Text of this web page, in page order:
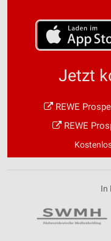
Jetzt
REWE
REWE
In